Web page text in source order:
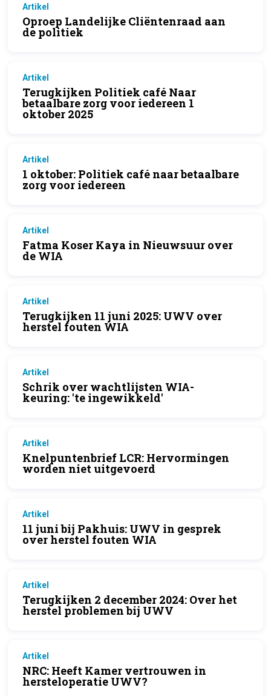
Artikel
Oproep Landelijke Cliëntenraad aan
de politiek
Artikel
Terugkijken Politiek café Naar
betaalbare zorg voor iedereen 1
oktober 2025
Artikel
1 oktober: Politiek café naar betaalbare
zorg voor iedereen
Artikel
Fatma Koser Kaya in Nieuwsuur over
de WIA
Artikel
Terugkijken 11 juni 2025: UWV over
herstel fouten WIA
Artikel
Schrik over wachtlijsten WIA-
keuring: 'te ingewikkeld'
Artikel
Knelpuntenbrief LCR: Hervormingen
worden niet uitgevoerd
Artikel
11 juni bij Pakhuis: UWV in gesprek
over herstel fouten WIA
Artikel
Terugkijken 2 december 2024: Over het
herstel problemen bij UWV
Artikel
NRC: Heeft Kamer vertrouwen in
hersteloperatie UWV?